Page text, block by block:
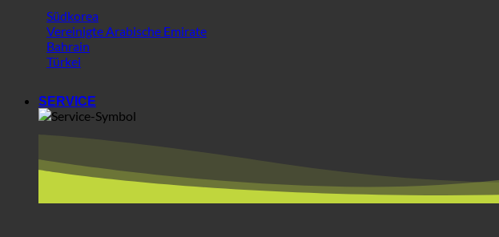
Südkorea
Vereinigte Arabische Emirate
Bahrain
Türkei
SERVICE